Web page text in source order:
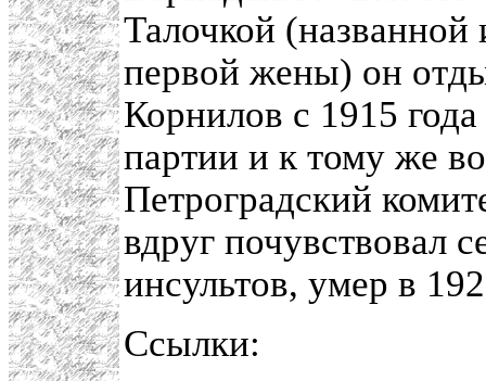
Талочкой
первой жены) он
Корнилов с 1915
партии и к тому же
Петроградский
вдруг почувствовал
инсультов, умер в
Ссылки: